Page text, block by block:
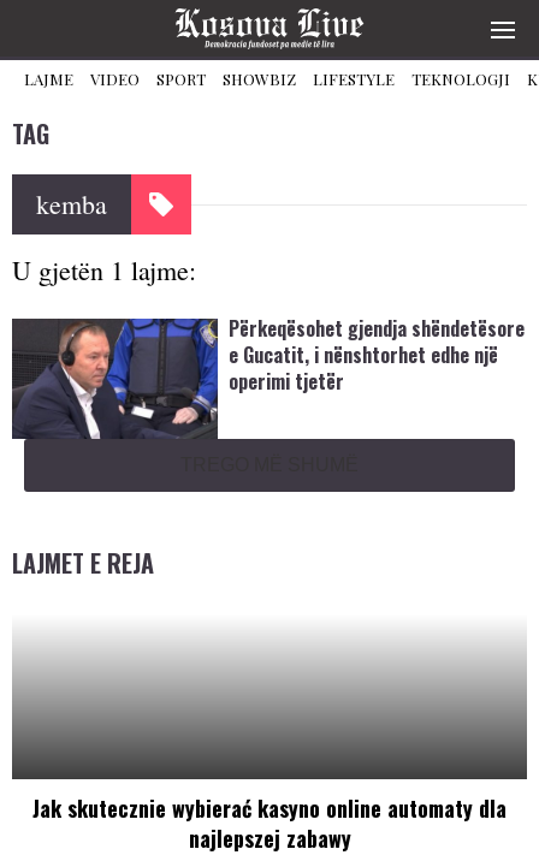
LAJME VIDEO SPORT SHOWBIZ LIFESTYLE TEKNOLOGJI
TAG
kemba
U gjetën 1 lajme:
Përkeqësohet gjendja shëndetësore
e Gucatit, i nënshtorhet edhe një
operimi tjetër
LAJMET E REJA
Jak skutecznie wybierać kasyno online automaty dla
najlepszej zabawy